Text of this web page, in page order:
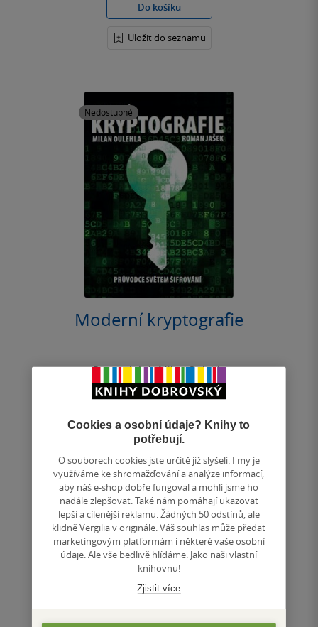
Do košíku
Uložit do seznamu
Nedostupné
Moderní kryptografie
Roman Jašek,Milan Oulehla
5.0
z
hvězdiček
Se zaváděním moderních technologií spojených se
strojovým učením a aplikacemi umělé inteligence
vystupuje do popředí nutnost ochrany...
Nedostupné
Uložit do seznamu
Cookies a osobní údaje? Knihy to
potřebují.
O souborech cookies jste určitě již slyšeli. I my je
využíváme ke shromažďování a analýze informací,
aby náš e-shop dobře fungoval a mohli jsme ho
nadále zlepšovat. Také nám pomáhají ukazovat
lepší a cílenější reklamu. Žádných 50 odstínů, ale
klidně Vergilia v originále. Váš souhlas může předat
marketingovým platformám i některé vaše osobní
údaje. Ale vše bedlivě hlídáme. Jako naši vlastní
knihovnu!
Zjistit více